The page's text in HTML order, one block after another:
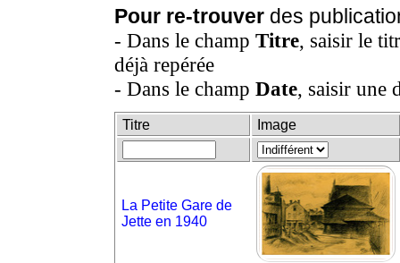
Pour re-trouver des
- Dans le champ Titre, saisir le
déjà repérée
- Dans le champ Date, saisir une
Titre Image
La Petite Gare de
Jette en 1940